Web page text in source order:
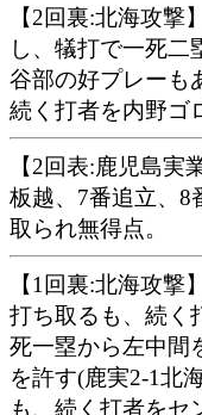
【2回裏:北海攻
し、犠打で一死二
谷部の好プレーも
続く打者を内野ゴ
【2回表:鹿児島実
板越、7番追立、8
取られ無得点。
【1回裏:北海攻撃
打ち取るも、続く
死一塁から左中間
を許す(鹿実2-1北
も、続く打者をセ